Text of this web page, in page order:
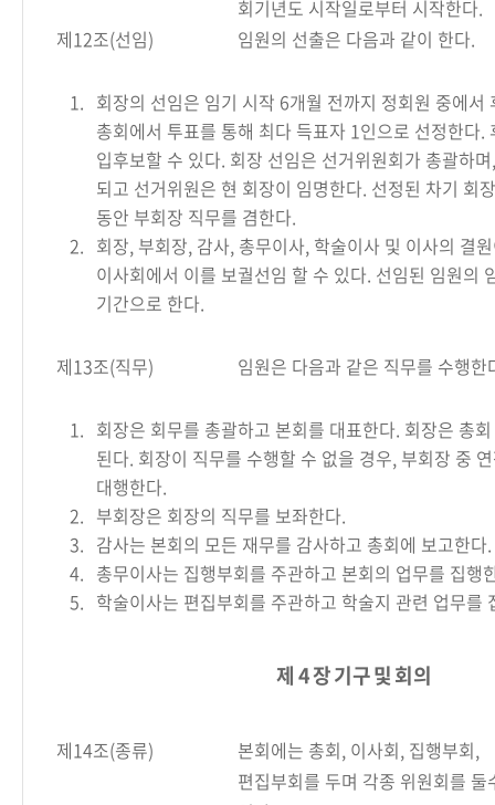
회기년도 시작일로부터 시작한다.
제12조(선임)
임원의 선출은 다음과 같이 한다.
1. 회장의 선임은 임기 시작 6개월 전까지 정회원 중에서
총회에서 투표를 통해 최다 득표자 1인으로 선정한다.
입후보할 수 있다. 회장 선임은 선거위원회가 총괄하
되고 선거위원은 현 회장이 임명한다. 선정된 차기 회
동안 부회장 직무를 겸한다.
2. 회장, 부회장, 감사, 총무이사, 학술이사 및 이사의 결
이사회에서 이를 보궐선임 할 수 있다. 선임된 임원의
기간으로 한다.
제13조(직무) 임원은 다음과 같은 직무를 수행한
1. 회장은 회무를 총괄하고 본회를 대표한다. 회장은 총
된다. 회장이 직무를 수행할 수 없을 경우, 부회장 중
대행한다.
2. 부회장은 회장의 직무를 보좌한다.
3. 감사는 본회의 모든 재무를 감사하고 총회에 보고한다.
4. 총무이사는 집행부회를 주관하고 본회의 업무를 집행
5. 학술이사는 편집부회를 주관하고 학술지 관련 업무를
제 4 장 기구 및 회의
제14조(종류)
본회에는 총회, 이사회, 집행부회,
편집부회를 두며 각종 위원회를 둘